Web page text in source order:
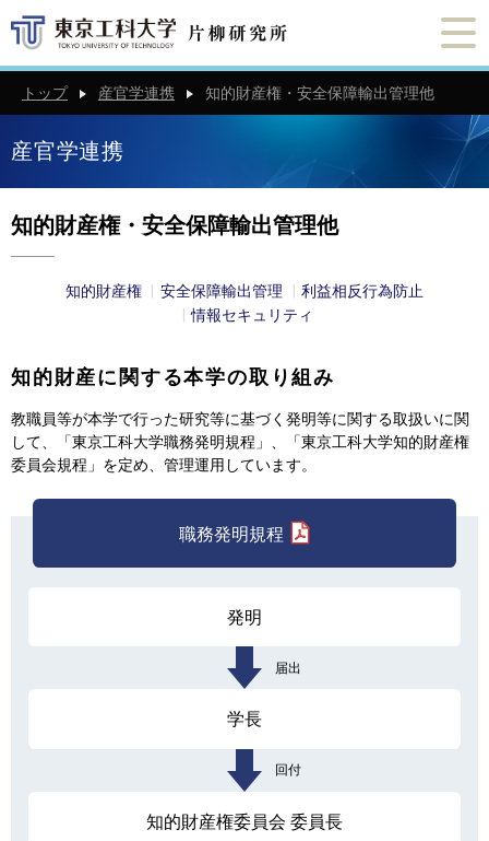
トップ 産官学連携 知的財産権・安全保障輸出管理他
産官学連携
知的財産権・安全保障輸出管理他
知的財産権 安全保障輸出管理
利益相反行為防止
情報セキュリティ
知的財産に関する本学の取り組み
教職員等が本学で行った研究等に基づく発明等に関する取扱いに関
して、「東京工科大学職務発明規程」、「東京工科大学知的財産権
委員会規程」を定め、管理運用しています。
職務発明規程
発明
届出
学長
回付
知的財産権委員会 委員長